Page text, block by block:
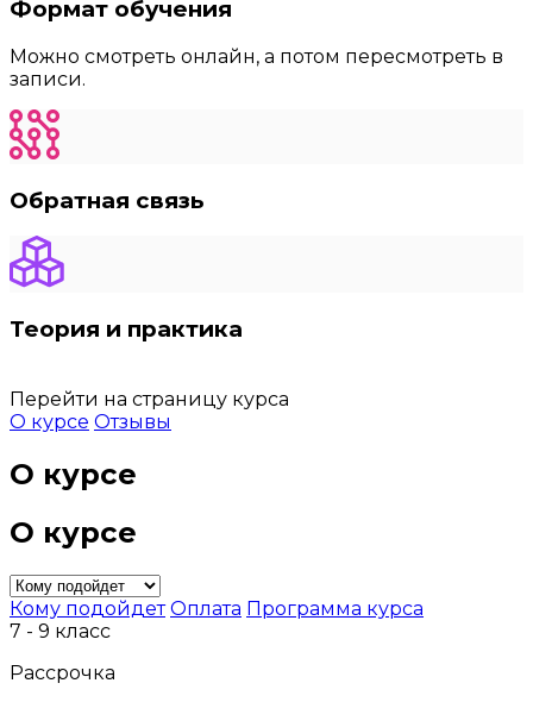
Формат обучения
Можно смотреть онлайн, а потом пересмотреть в
записи.
Обратная связь
Теория и практика
Перейти на страницу курса
О курсе Отзывы
О курсе
О курсе
Кому подойдет Оплата Программа курса
7 - 9 класс
Рассрочка